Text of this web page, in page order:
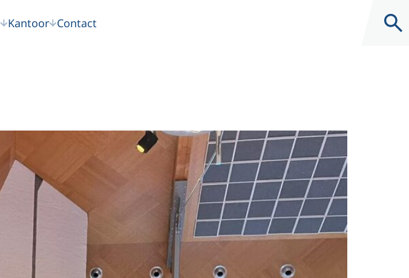
Kantoor Contact